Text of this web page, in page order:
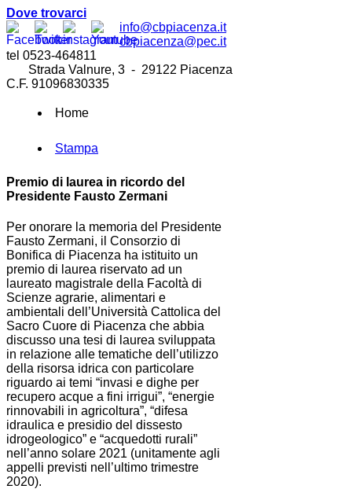
Dove trovarci
info@cbpiacenza.it
cbpiacenza@pec.it
tel 0523-464811
Strada Valnure, 3 - 29122 Piacenza
C.F. 91096830335
Home
Stampa
Premio di laurea in ricordo del
Presidente Fausto Zermani
Per onorare la memoria del Presidente
Fausto Zermani, il Consorzio di
Bonifica di Piacenza ha istituito un
premio di laurea riservato ad un
laureato magistrale della Facoltà di
Scienze agrarie, alimentari e
ambientali dell’Università Cattolica del
Sacro Cuore di Piacenza che abbia
discusso una tesi di laurea sviluppata
in relazione alle tematiche dell’utilizzo
della risorsa idrica con particolare
riguardo ai temi “invasi e dighe per
recupero acque a fini irrigui”, “energie
rinnovabili in agricoltura”, “difesa
idraulica e presidio del dissesto
idrogeologico” e “acquedotti rurali”
nell’anno solare 2021 (unitamente agli
appelli previsti nell’ultimo trimestre
2020).